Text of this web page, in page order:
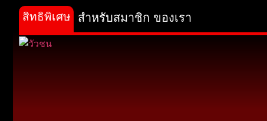
สำหรับสมาชิก ของเรา
สิทธิพิเศษ